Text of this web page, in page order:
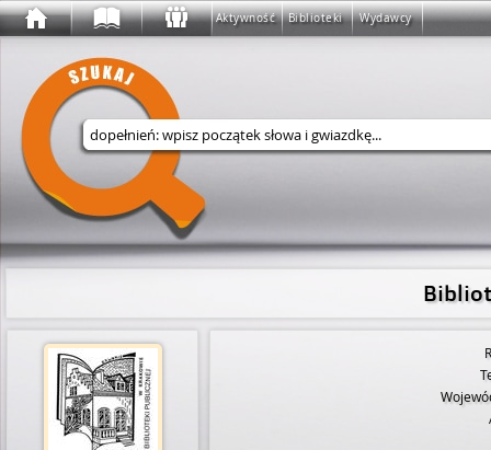
Aktywność Biblioteki Wydawcy
Wyszukaj w serwisie